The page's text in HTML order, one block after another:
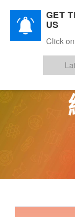
Skip
content
GET
US
Click